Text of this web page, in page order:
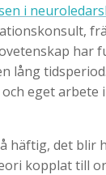
i
har
lång
eget arbete
häftig, det blir
kopplat till